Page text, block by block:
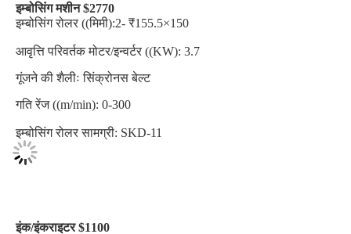
इम्बोसिंग मशीन $2770
इम्बोसिंग रोलर ((मिमी):2- ₹155.5×150
आवृत्ति परिवर्तक मोटर/इन्वर्टर ((KW): 3.7
गूंजने की शैलीः सिंक्रोनस बेल्ट
गति रेंज ((m/min): 0-300
इम्बोसिंग रोलर सामग्री: SKD-11
इंक/इंकराइटर $1100